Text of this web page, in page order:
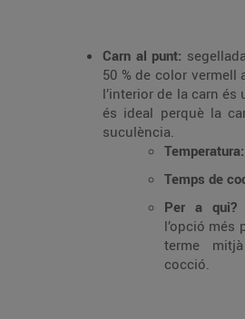
Carn al punt:
50 % de color vermell
l’interior de la carn
és ideal perquè la
suculència.
Temperatura:
Temps de
Per a qui?
l’opció més
terme
cocció.